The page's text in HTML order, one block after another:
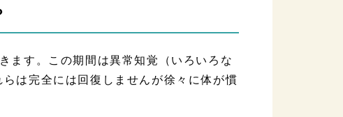
ます。この期間は異常知覚（いろいろな
は完全には回復しませんが徐々に体が慣